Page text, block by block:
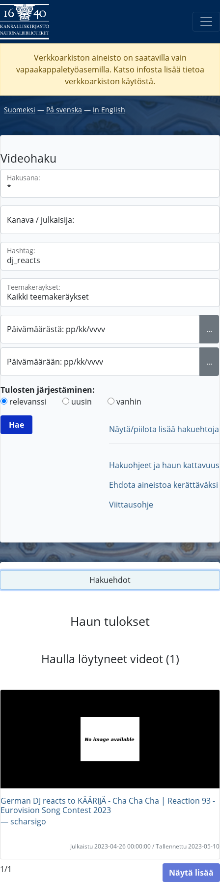
Verkkoarkiston aineisto on saatavilla vain
vapaakappaletyöasemilla. Katso infosta lisää tietoa
verkkoarkiston käytöstä.
Suomeksi ― På svenska ― In English
Videohaku
Hakusana:
Kanava / julkaisija:
Hashtag:
Teemakeräykset:
Päivämäärästä: pp/kk/vvvv ...
Päivämäärään: pp/kk/vvvv ...
Tulosten järjestäminen:
relevanssi
uusin vanhin
Näytä/piilota lisää hakuehtoja
Hakuohjeet ja haun kattavuus
Ehdota aineistoa kerättäväksi
Viittausohje
Hakuehdot
Haun tulokset
Haulla löytyneet videot (1)
German DJ reacts to KÄÄRIJÄ - Cha Cha Cha | Reaction 93 -
Eurovision Song Contest 2023
― scharsigo
Julkaistu 2023-04-26 00:00:00 / Tallennettu 2023-05-10
1/1 Näytä lisää